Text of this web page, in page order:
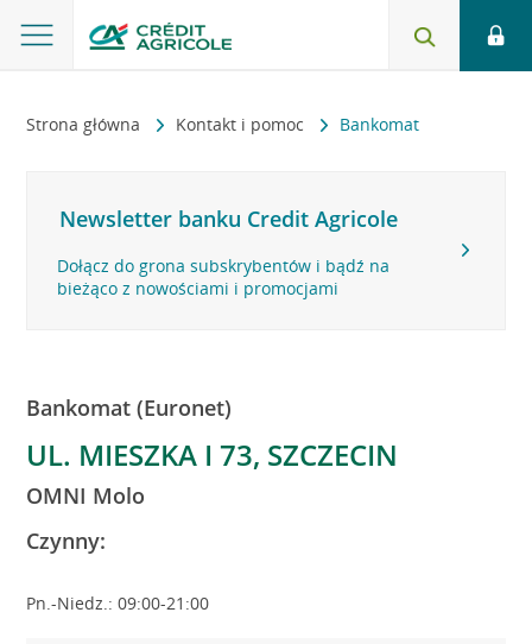
Strona główna Kontakt i pomoc Bankomat
Newsletter banku Credit Agricole
Dołącz do grona subskrybentów i bądź na
bieżąco z nowościami i promocjami
Bankomat (Euronet)
UL. MIESZKA I 73, SZCZECIN
OMNI Molo
Czynny:
Pn.-Niedz.: 09:00-21:00